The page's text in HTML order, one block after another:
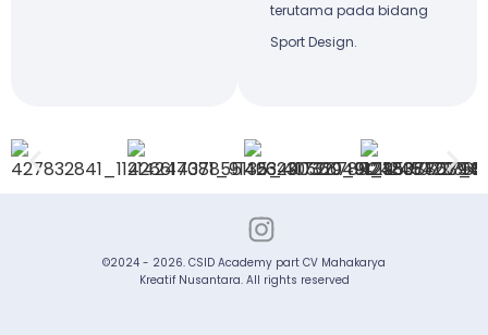
terutama pada bidang
Sport Design.
©2024 - 2026. CSID Academy part CV Mahakarya
Kreatif Nusantara. All rights reserved